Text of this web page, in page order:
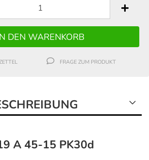
FRAGE ZUM PRODUKT
A 45-15 PK30d